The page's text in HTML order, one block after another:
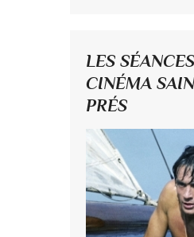
LES
CINÉMA
PRÉS